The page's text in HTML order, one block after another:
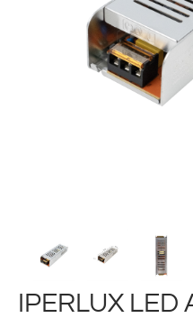
IPERLUX LED